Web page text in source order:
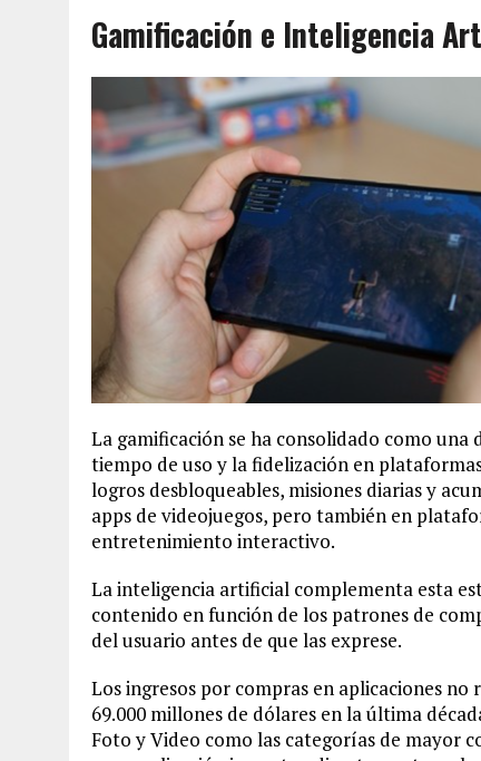
Gamificación e Inteligencia
La gamificación se ha consolidado como
tiempo de uso y la fidelización en
logros desbloqueables, misiones diarias y
apps de videojuegos, pero también en
entretenimiento interactivo.
La inteligencia artificial complementa esta
contenido en función de los patrones de
del usuario antes de que las exprese.
Los ingresos por compras en aplicaciones
69.000 millones de dólares en la última
Foto y Video como las categorías de mayor